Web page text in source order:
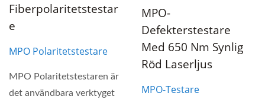
Fiberpolaritetstestar
E
MPO Polaritetstestare
MPO Polaritetstestaren är
det användbara verktyget
MPO-
Defekterstestare
Med 650 Nm Synlig
Röd Laserljus
MPO-Testare